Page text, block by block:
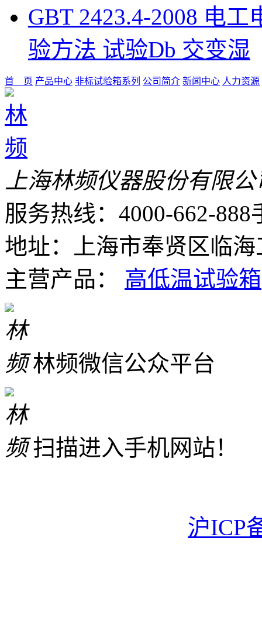
GBT 2423.4-2008 电
验方法 试验Db 交变湿
首 页 产品中心 非标试验箱系列 公司简介 新闻中心 人力资源
上海林频仪器股份有限公
服务热线：4000-662-888
地址：上海市奉贤区临
主营产品： 高低温试验箱
林频微信公众平台
扫描进入手机网站！
沪ICP